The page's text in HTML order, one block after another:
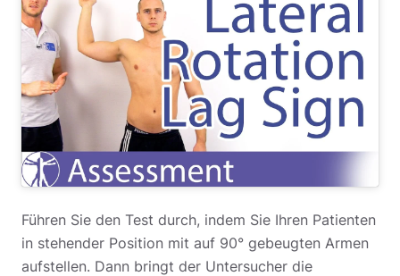
Führen Sie den Test durch, indem Sie Ihren Patienten
in stehender Position mit auf 90° gebeugten Armen
aufstellen. Dann bringt der Untersucher die